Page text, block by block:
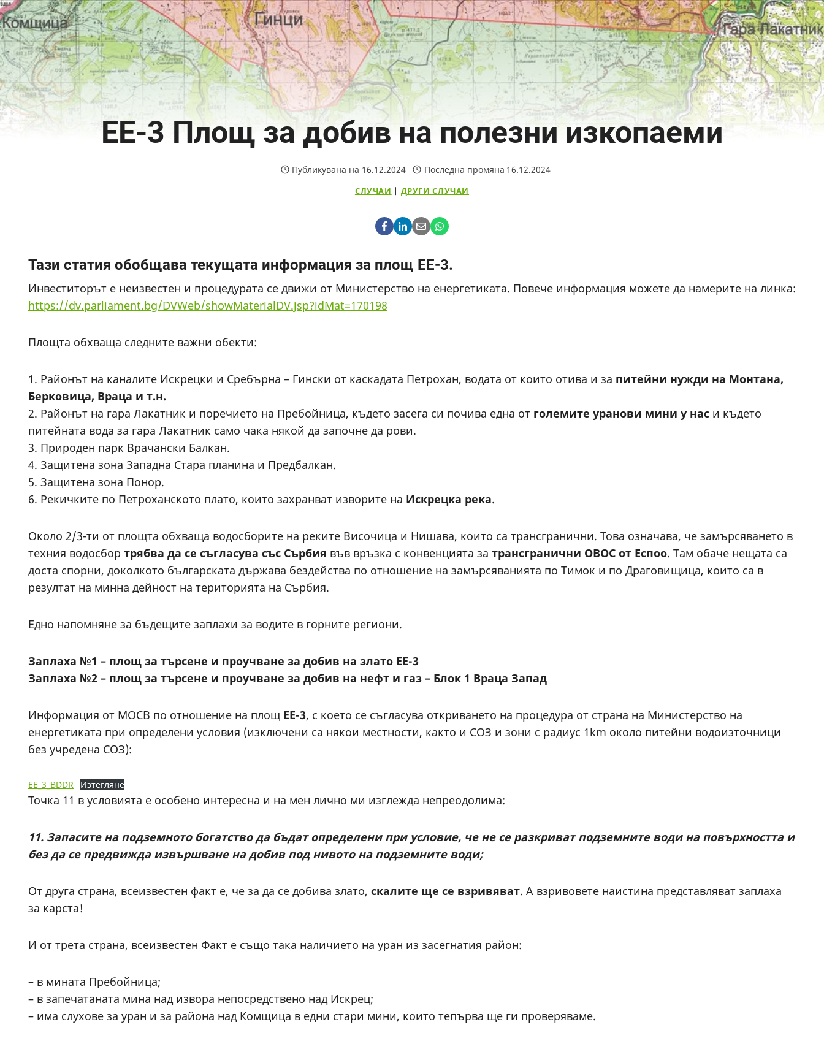
ЕЕ-3 Площ за добив на полезни изкопаеми
Публикувана на 16.12.2024 Последна промяна 16.12.2024
СЛУЧАИ | ДРУГИ СЛУЧАИ
Тази статия обобщава текущата информация за площ ЕЕ-3.
Инвеститорът е неизвестен и процедурата се движи от Министерство на енергетиката. Повече информация можете да намерите на линка:
https://dv.parliament.bg/DVWeb/showMaterialDV.jsp?idMat=170198
Площта обхваща следните важни обекти:
1. Районът на каналите Искрецки и Сребърна – Гински от каскадата Петрохан, водата от които отива и за питейни нужди на Монтана,
Берковица, Враца и т.н.
2. Районът на гара Лакатник и поречието на Пребойница, където засега си почива една от големите уранови мини у нас и където
питейната вода за гара Лакатник само чака някой да започне да рови.
3. Природен парк Врачански Балкан.
4. Защитена зона Западна Стара планина и Предбалкан.
5. Защитена зона Понор.
6. Рекичките по Петроханското плато, които захранват изворите на Искрецка река.
Около 2/3-ти от площта обхваща водосборите на реките Височица и Нишава, които са трансгранични. Това означава, че замърсяването в
техния водосбор трябва да се съгласува със Сърбия във връзка с конвенцията за трансгранични ОВОС от Еспоо. Там обаче нещата са
доста спорни, доколкото българската държава бездейства по отношение на замърсяванията по Тимок и по Драговищица, които са в
резултат на минна дейност на територията на Сърбия.
Едно напомняне за бъдещите заплахи за водите в горните региони.
Заплаха №1 – площ за търсене и проучване за добив на злато ЕЕ-3
Заплаха №2 – площ за търсене и проучване за добив на нефт и газ – Блок 1 Враца Запад
Информация от МОСВ по отношение на площ ЕЕ-3, с което се съгласува откриването на процедура от страна на Министерство на
енергетиката при определени условия (изключени са някои местности, както и СОЗ и зони с радиус 1km около питейни водоизточници
без учредена СОЗ):
EE_3_BDDR Изтегляне
Точка 11 в условията е особено интересна и на мен лично ми изглежда непреодолима:
11. Запасите на подземното богатство да бъдат определени при условие, че не се разкриват подземните води на повърхността и
без да се предвижда извършване на добив под нивото на подземните води;
От друга страна, всеизвестен факт е, че за да се добива злато, скалите ще се взривяват. А взривовете наистина представляват заплаха
за карста!
И от трета страна, всеизвестен Факт е също така наличието на уран из засегнатия район:
– в мината Пребойница;
– в запечатаната мина над извора непосредствено над Искрец;
– има слухове за уран и за района над Комщица в едни стари мини, които тепърва ще ги проверяваме.